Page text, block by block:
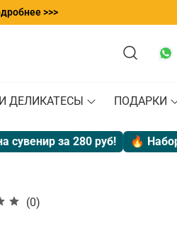
>>>
ДЕЛИКАТЕСЫ ПОДАРКИ
за 280 руб! 🔥 Набор
(0)